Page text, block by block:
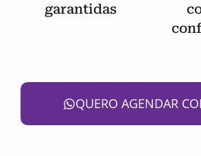
garantidas
QUERO AGENDAR